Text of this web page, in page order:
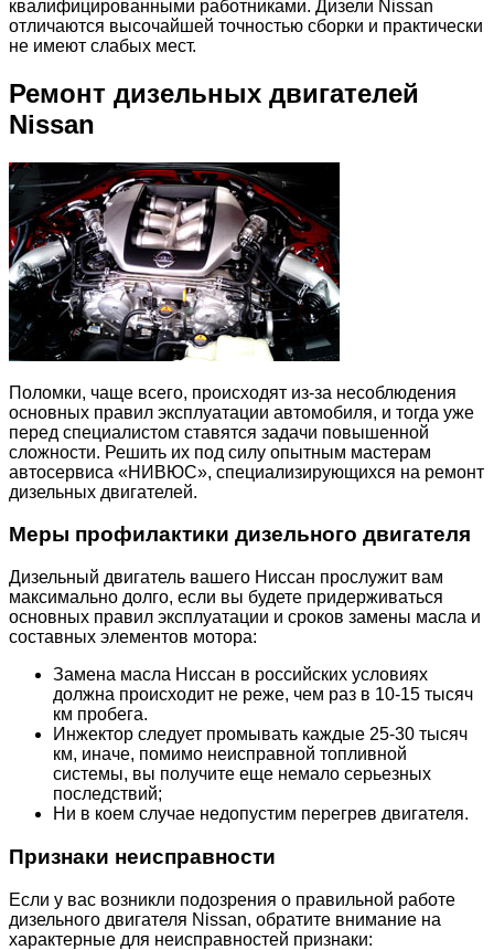
квалифицированными работниками. Дизели Nissan
отличаются высочайшей точностью сборки и практически
не имеют слабых мест.
Ремонт дизельных двигателей
Nissan
Поломки, чаще всего, происходят из-за несоблюдения
основных правил эксплуатации автомобиля, и тогда уже
перед специалистом ставятся задачи повышенной
сложности. Решить их под силу опытным мастерам
автосервиса «НИВЮС», специализирующихся на ремонт
дизельных двигателей.
Меры профилактики дизельного двигателя
Дизельный двигатель вашего Ниссан прослужит вам
максимально долго, если вы будете придерживаться
основных правил эксплуатации и сроков замены масла и
составных элементов мотора:
Замена масла Ниссан в российских условиях
должна происходит не реже, чем раз в 10-15 тысяч
км пробега.
Инжектор следует промывать каждые 25-30 тысяч
км, иначе, помимо неисправной топливной
системы, вы получите еще немало серьезных
последствий;
Ни в коем случае недопустим перегрев двигателя.
Признаки неисправности
Если у вас возникли подозрения о правильной работе
дизельного двигателя Nissan, обратите внимание на
характерные для неисправностей признаки: